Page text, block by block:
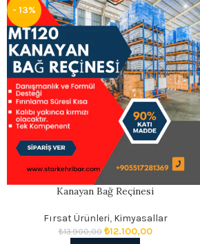
- 13%
Kanayan Bağ Reçinesi
Fırsat Ürünleri, Kimyasallar
₺13.900,00 ₺12.100,00